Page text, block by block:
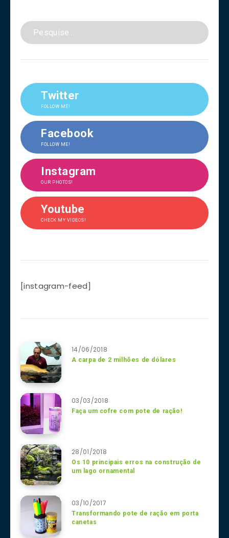
Twitter
FOLLOW ME!
Facebook
FOLLOW ME!
Instagram
OUR PHOTOS!
Youtube
CHECK MY VIDEOS!
[instagram-feed]
14/06/2018
A carpa de 2 milhões de dólares
03/03/2018
Faça um cofre com pote de ração!
28/01/2018
Os 10 principais erros na construção de
um lago ornamental
03/10/2017
Transformando pote de ração em porta
canetas